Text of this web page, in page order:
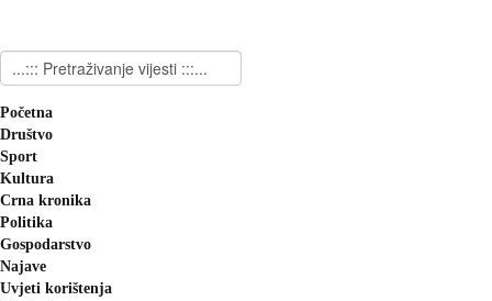
Početna
Društvo
Sport
Kultura
Crna kronika
Politika
Gospodarstvo
Najave
Uvjeti korištenja